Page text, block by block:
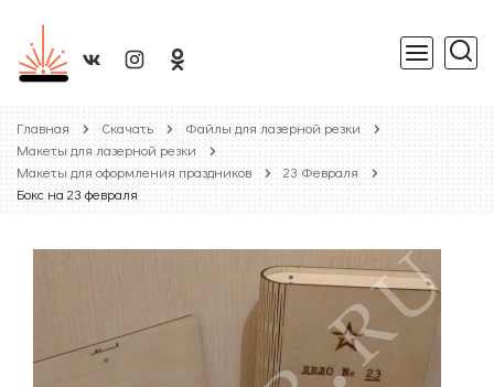
Главная Скачать
Файлы для лазерной резки
Макеты для лазерной резки
Макеты для оформления праздников
23 Февраля
Бокс на 23 февраля